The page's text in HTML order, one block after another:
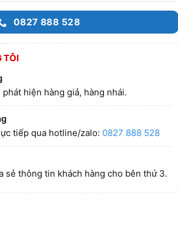
0827 888 528
TÔI
hiện hàng giả, hàng nhái.
tiếp qua hotline/zalo: 0827 888 528
sẻ thông tin khách hàng cho bên thứ 3.